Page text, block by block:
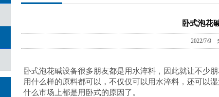
水玻璃设备
卧式泡花
2022/7/9
卧式泡花碱设备很多朋友都是用水淬料，因此就让不少
用什么样的原料都可以，不仅仅可以用水淬料，还可以
什么市场上都是用卧式的原因了。